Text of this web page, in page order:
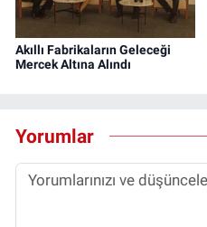
Akıllı Fabrikaların Geleceği
Mercek Altına Alındı
Yorumlar